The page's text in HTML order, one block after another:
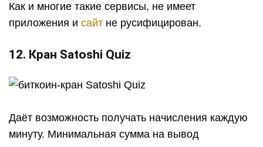
Как и многие такие сервисы, не имеет
приложения и сайт не русифицирован.
12. Кран Satoshi Quiz
Даёт возможность получать начисления каждую
минуту. Минимальная сумма на вывод